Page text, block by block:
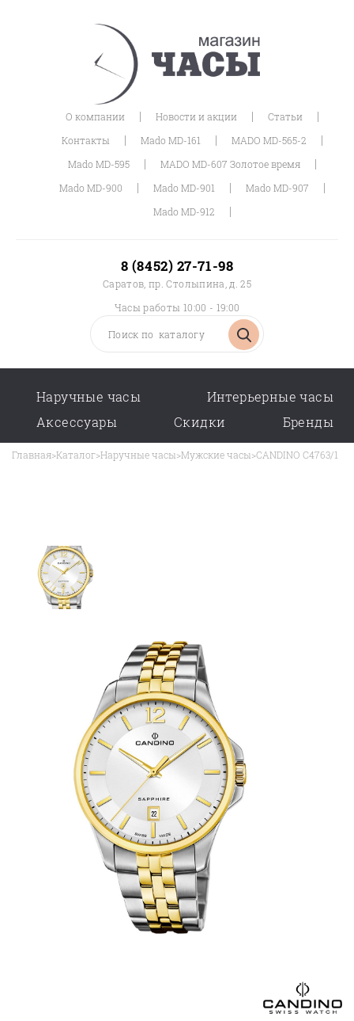
О компании | Новости и акции | Статьи |
Контакты | Mado MD-161 | MADO MD-565-2 |
Mado MD-595 | MADO MD-607 Золотое время |
Mado MD-900 | Mado MD-901 | Mado MD-907 |
Mado MD-912 |
8 (8452) 27-71-98
Саратов, пр. Столыпина, д. 25
Часы работы 10:00 - 19:00
Наручные часы
Интерьерные часы
Аксессуары
Скидки Бренды
Главная>Каталог>Наручные часы>Мужские часы>CANDINO C4763/1